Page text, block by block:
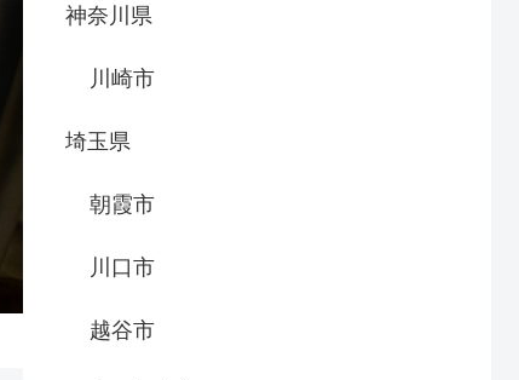
神奈川県
川崎市
埼玉県
朝霞市
川口市
越谷市